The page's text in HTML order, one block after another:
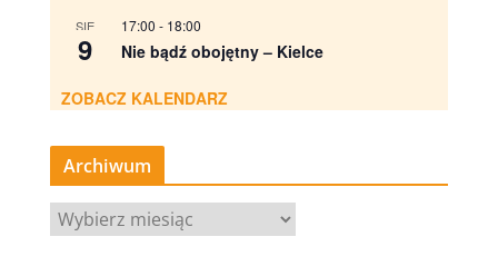
SIE
9
17:00 - 18:00
Nie bądź obojętny – Kielce
ZOBACZ KALENDARZ
Archiwum
A
r